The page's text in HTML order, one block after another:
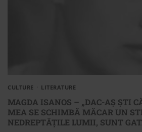
CULTURE LITERATURE
MAGDA ISANOS – „DAC-AȘ ȘTI
MEA SE SCHIMBĂ MĂCAR UN
NEDREPTĂȚILE LUMII, SUNT